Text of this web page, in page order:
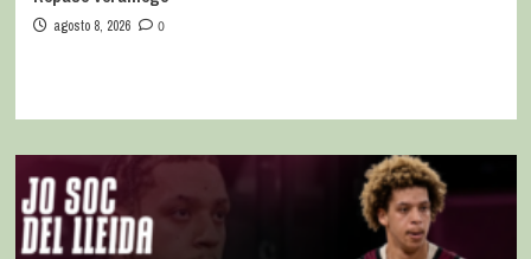
agosto 8, 2026 0